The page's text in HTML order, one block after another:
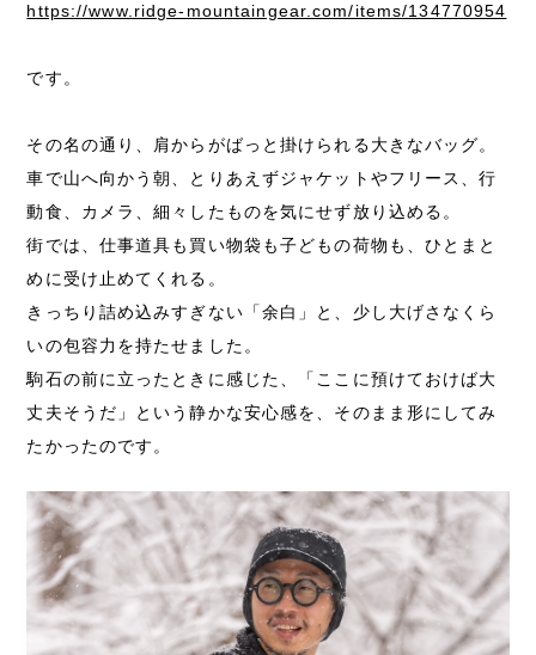
https://www.ridge-mountaingear.com/items/134770954
です。
その名の通り、肩からがばっと掛けられる大きなバッグ。
車で山へ向かう朝、とりあえずジャケットやフリース、行
動食、カメラ、細々したものを気にせず放り込める。
街では、仕事道具も買い物袋も子どもの荷物も、ひとまと
めに受け止めてくれる。
きっちり詰め込みすぎない「余白」と、少し大げさなくら
いの包容力を持たせました。
駒石の前に立ったときに感じた、「ここに預けておけば大
丈夫そうだ」という静かな安心感を、そのまま形にしてみ
たかったのです。